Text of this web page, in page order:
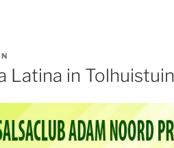
Latina in Tolhuistuin